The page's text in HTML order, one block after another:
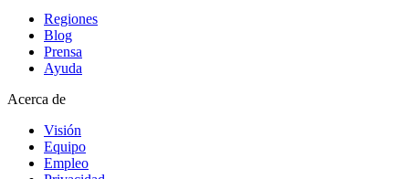
Regiones
Blog
Prensa
Ayuda
Acerca de
Visión
Equipo
Empleo